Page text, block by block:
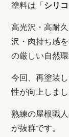
塗料は「 シリコ
高光沢・高耐
沢・肉持ち感
の厳しい自然
今回、再塗装
性が向上しま
熟練の屋根職
が抜群です。